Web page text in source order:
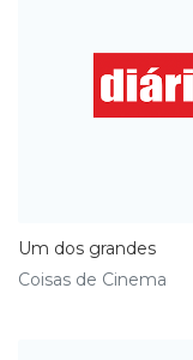
Um dos grandes
Coisas de Cinema